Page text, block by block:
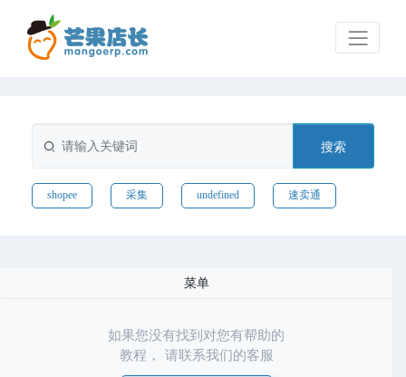
搜索
shopee 采集 undefined 速卖通
菜单
如果您没有找到对您有帮助的
教程， 请联系我们的客服